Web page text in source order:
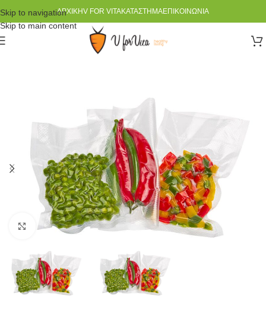
Skip to navigation
Skip to main content
ΑΡΧΙΚΉV FOR VITAΚΑΤΆΣΤΗΜΑΕΠΙΚΟΙΝΩΝΊΑ
Click to enlarge